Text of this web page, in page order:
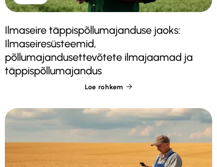
Ilmaseire täppispõllumajanduse jaoks:
Ilmaseiresüsteemid,
põllumajandusettevõtete ilmajaamad ja
täppispõllumajandus
Loe rohkem 